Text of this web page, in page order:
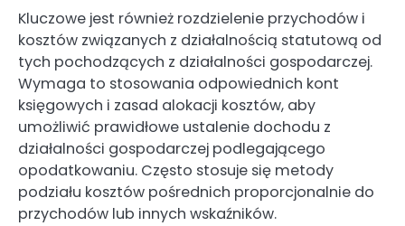
Kluczowe jest również rozdzielenie przychodów i
kosztów związanych z działalnością statutową od
tych pochodzących z działalności gospodarczej.
Wymaga to stosowania odpowiednich kont
księgowych i zasad alokacji kosztów, aby
umożliwić prawidłowe ustalenie dochodu z
działalności gospodarczej podlegającego
opodatkowaniu. Często stosuje się metody
podziału kosztów pośrednich proporcjonalnie do
przychodów lub innych wskaźników.